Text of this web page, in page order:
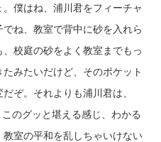
僕はね、浦川君をフィーチャ
ね、教室で背中に砂を入れら
校庭の砂をよく教室までもっ
みたいだけど、そのポケット
ぞ。それよりも浦川君は、
のグッと堪える感じ、わかる
室の平和を乱しちゃいけない